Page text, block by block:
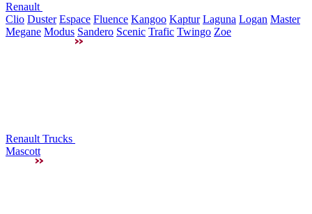
Renault
Clio Duster Espace Fluence Kangoo Kaptur Laguna Logan Master
Megane Modus Sandero Scenic Trafic Twingo Zoe
Renault Trucks
Mascott